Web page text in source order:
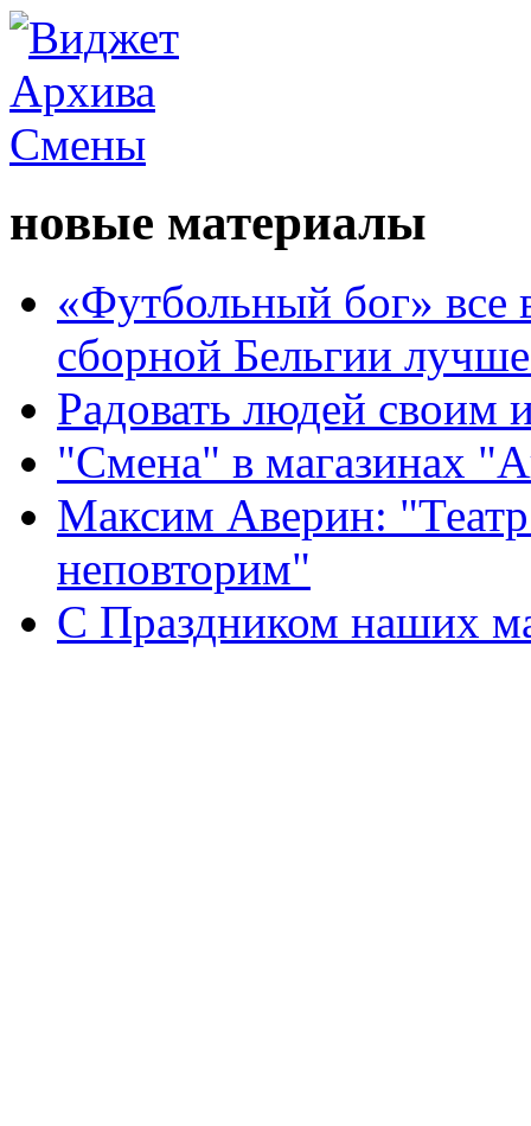
новые материалы
«Футбольный бог» все
сборной Бельгии
Радовать людей своим
"Смена" в магазинах
Максим Аверин:
неповторим"
С Праздником наших